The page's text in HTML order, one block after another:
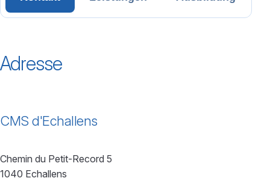
Adresse
CMS d'Echallens
Chemin du Petit-Record 5
1040 Echallens